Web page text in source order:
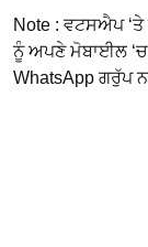
Note : ਵਟਸਐਪ
ਨੂੰ ਅਪਣੇ ਮੋਬਾਈਲ
WhatsApp ਗਰੁੱਪ